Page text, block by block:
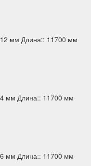
12 мм Длина:: 11700 мм
мм Длина:: 11700 мм
мм Длина:: 11700 мм